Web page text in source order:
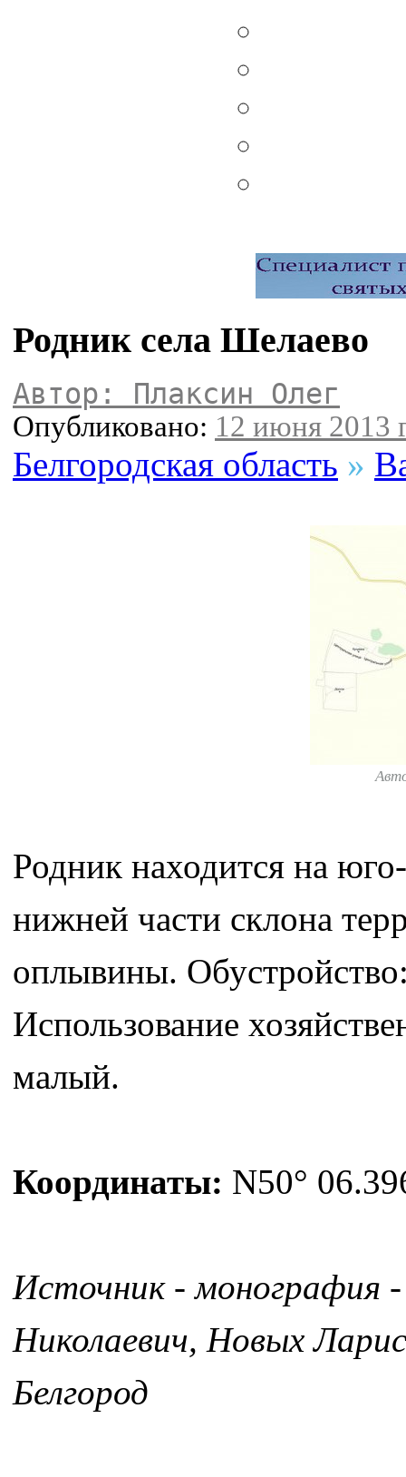
Родник села Шелаево
Автор: Плаксин Олег
Опубликовано: 12 июня 2013
Белгородская область »
Родник находится на
нижней части склона
оплывины.
Использование
малый.
Координаты: N50°
Источник - монография -
Николаевич, Новых
Белгород